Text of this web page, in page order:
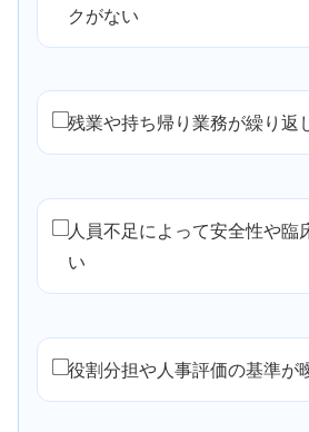
クがない
残業や持ち帰り業務が繰り返
人員不足によって安全性や臨
い
役割分担や人事評価の基準が